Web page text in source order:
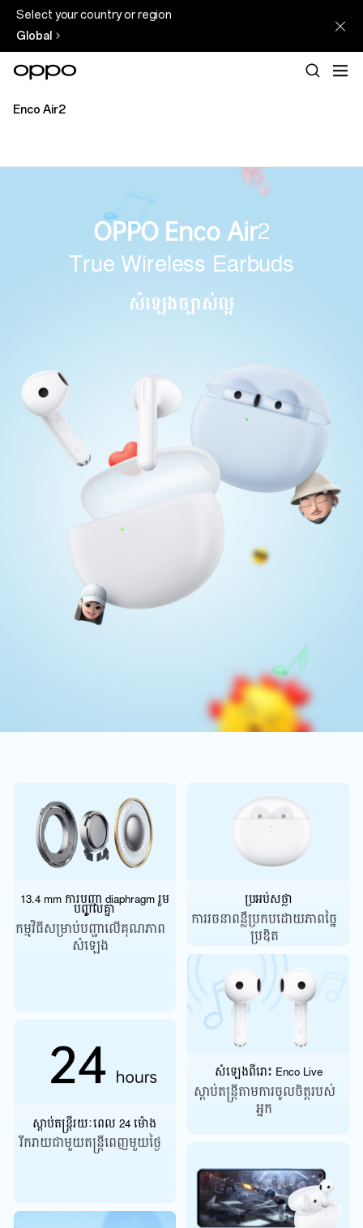
Select your country or region
Global
Enco Air2
OPPO Enco Air2
True Wireless Earbuds
សំឡេងច្បាស់ល្អ
13.4 mm ការបញ្ជា diaphragm រួម
បញ្ចូលគ្នា
កម្មវិធីសម្រាប់បញ្ជាលើគុណភាព
សំឡេង
ស្តាប់តន្រ្តីរយៈពេល 24 ម៉ោង
រីករាយជាមួយតន្ត្រីពេញមួយថ្ងៃ
ប្រអប់សថ្លា
ការរចនាពន្លឺប្រកបដោយភាពច្នៃ
ប្រឌិត
សំឡេងពីរោះ Enco Live
ស្តាប់តន្ត្រីតាមការចូលចិត្តរបស់
អ្នក